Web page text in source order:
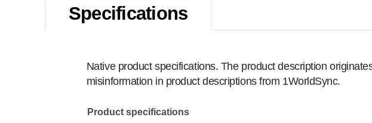
Specifications
Native product specifications. The product description
misinformation in product descriptions from 1WorldSync.
Product specifications